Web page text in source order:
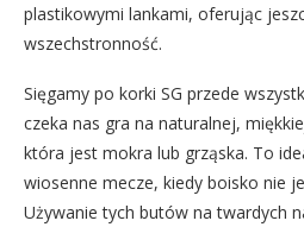
plastikowymi lankami, oferując
wszechstronność.
Sięgamy po korki SG przede
czeka nas gra na naturalnej,
która jest mokra lub grząska. To
wiosenne mecze, kiedy boisko nie
Używanie tych butów na twardych